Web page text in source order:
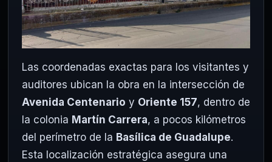
Las coordenadas exactas para los visitantes y
auditores ubican la obra en la intersección de
Avenida Centenario y Oriente 157, dentro de
la colonia Martín Carrera, a pocos kilómetros
del perímetro de la Basílica de Guadalupe.
Esta localización estratégica asegura una